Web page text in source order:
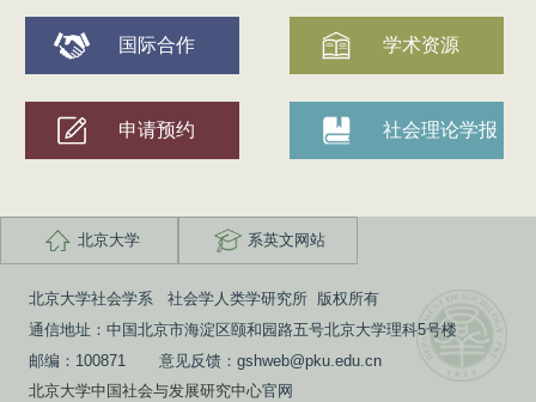
国际合作 学术资源
申请预约 社会理论学报
北京大学 系英文网站
北京大学社会学系 社会学人类学研究所 版权所有
通信地址：中国北京市海淀区颐和园路五号北京大学理科5号楼
邮编：100871 意见反馈：gshweb@pku.edu.cn
北京大学中国社会与发展研究中心官网